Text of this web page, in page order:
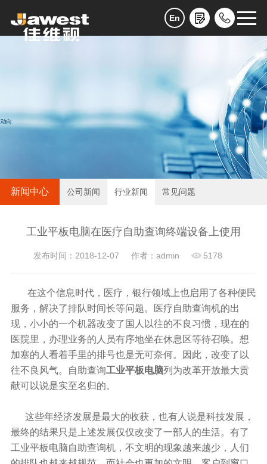
En
新闻中心 公司新闻 行业新闻 常见问题
工业平板电脑在医疗自助查询终端设备上使用
发布时间：2018-12-07 作者：admin 5178
在这个信息时代，医疗，银行领域上也启用了各种便民
服务，解决了排队时间长等问题。医疗自助查询机的出
现，小小的一个机器改变了国人以往的不良习惯，现在的
医院里，办理业务的人员有序地坐在休息区等待召唤。想
加塞的人看着手里的排号也是无可奈何。因此，改变了以
往不良风气。自助查询工业平板电脑列为改革开放最大贡
献可以说是实至名归的。
这些年经济发展是最大的收获，也有人说是科技发展，
最终的结果只是上述发展仅仅改变了一部人的生活。有了
工业平板电脑自助查询机，不文明的现象越来越少，人们